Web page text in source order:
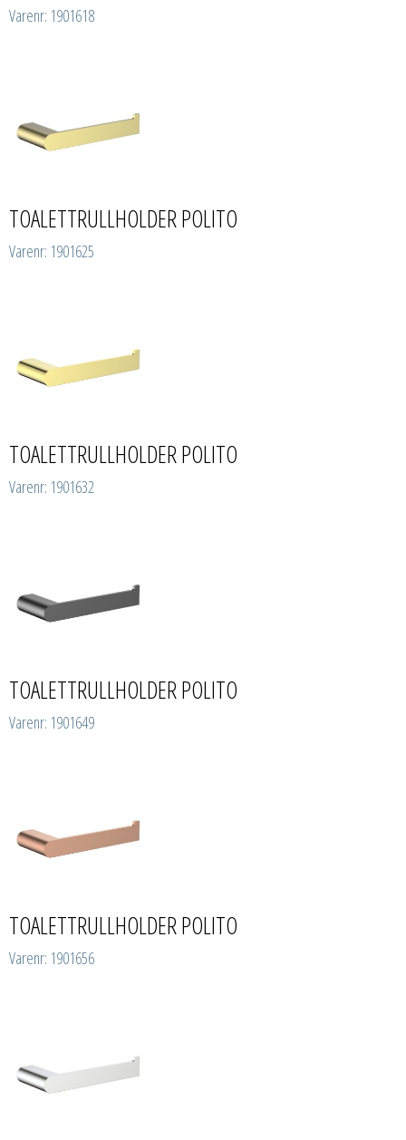
Varenr: 1901618
TOALETTRULLHOLDER POLITO
Varenr: 1901625
TOALETTRULLHOLDER POLITO
Varenr: 1901632
TOALETTRULLHOLDER POLITO
Varenr: 1901649
TOALETTRULLHOLDER POLITO
Varenr: 1901656